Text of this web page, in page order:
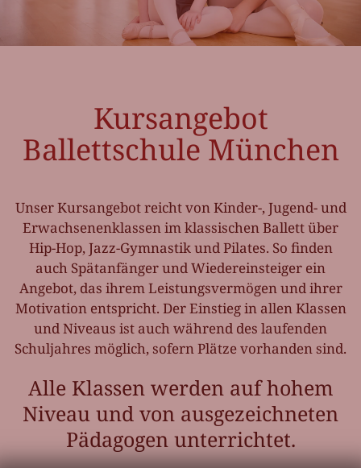
Kursangebot
Ballettschule München
Unser Kursangebot reicht von Kinder-, Jugend- und
Erwachsenenklassen im klassischen Ballett über
Hip-Hop, Jazz-Gymnastik und Pilates. So finden
auch Spätanfänger und Wiedereinsteiger ein
Angebot, das ihrem Leistungsvermögen und ihrer
Motivation entspricht. Der Einstieg in allen Klassen
und Niveaus ist auch während des laufenden
Schuljahres möglich, sofern Plätze vorhanden sind.
Alle Klassen werden auf hohem
Niveau und von ausgezeichneten
Pädagogen unterrichtet.